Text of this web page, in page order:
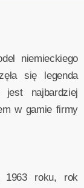
niemieckiego
się legenda
najbardziej
w gamie firmy
1963 roku, rok